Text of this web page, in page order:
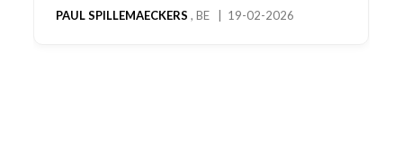
bestelling al ontvangen met gifts, waardoor je